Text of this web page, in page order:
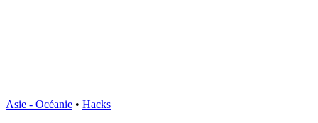
Asie - Océanie • Hacks